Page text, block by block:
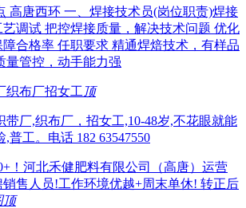
高唐西环 一、焊接技术员(岗位职责)焊接
调试 把控焊接质量，解决技术问题 优化
合格率 任职要求 精通焊焙技术，有样品
量管控，动手能力强
织布厂招女工 顶
厂,织布厂，招女工,10-48岁,不花眼就能
普工。电话 182 63547550
！河北禾健肥料有限公司（高唐）运营
售人员!工作环境优越+周末单休! 转正后
顶